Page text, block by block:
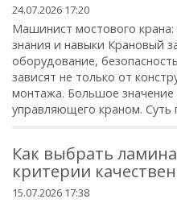
24.07.2026 17:20
Машинист мостового
знания и навыки Крановый
оборудование,
зависят не только от
монтажа. Большое
управляющего краном. Суть
Как выбрать
критерии
15.07.2026 17:38